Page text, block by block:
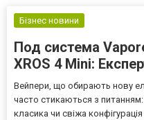
Бізнес новини
Под система
XROS 4 Mini:
Вейпери, що обирають нову
часто стикаються з
класика чи свіжа